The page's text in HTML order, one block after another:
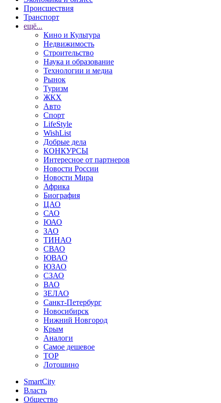
Происшествия
Транспорт
ещё...
Кино и Культура
Недвижимость
Строительство
Наука и образование
Технологии и медиа
Рынок
Туризм
ЖКХ
Авто
Спорт
LifeStyle
WishList
Добрые дела
КОНКУРСЫ
Интересное от партнеров
Новости России
Новости Мира
Африка
Биография
ЦАО
САО
ЮАО
ЗАО
ТИНАО
СВАО
ЮВАО
ЮЗАО
СЗАО
ВАО
ЗЕЛАО
Санкт-Петербург
Новосибирск
Нижний Новгород
Крым
Аналоги
Самое дешевое
TOP
Лотошино
SmartCity
Власть
Общество